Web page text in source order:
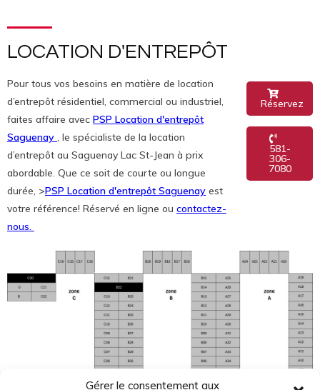
Gérer le consentement aux
LOCATION D'ENTREPÔT
Pour tous vos besoins en matière de location
d’entrepôt résidentiel, commercial ou industriel,
faites affaire avec PSP Location d'entrepôt
Saguenay , le spécialiste de la location
d’entrepôt au Saguenay Lac St-Jean à prix
abordable. Que ce soit de courte ou longue
durée, >PSP Location d'entrepôt Saguenay est
votre référence! Réservé en ligne ou contactez-
nous.
Réservez
581-
306-
7080